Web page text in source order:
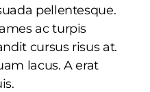
pellentesque.
ac turpis
cursus risus at.
lacus. A erat